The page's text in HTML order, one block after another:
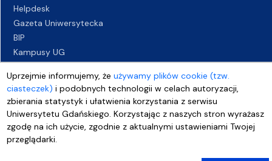
Uprzejmie informujemy, żeużywamy plików cookie (tzw.
ciasteczek) i podobnych technologii w celach autoryzacji,
zbierania statystyk i ułatwienia korzystania z serwisu
Uniwersytetu Gdańskiego. Korzystając z naszych stron wyrażasz
zgodę na ich użycie, zgodnie z aktualnymi ustawieniami Twojej
przeglądarki.
Helpdesk
Gazeta Uniwersytecka
BIP
Kampusy UG
Biuro Karier UG
Oferty pracy
Deklaracja dostępności